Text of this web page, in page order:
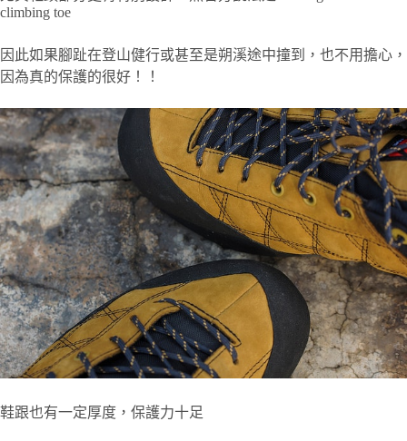
climbing toe
因此如果腳趾在登山健行或甚至是朔溪途中撞到，也不用擔心，
因為真的保護的很好！！
鞋跟也有一定厚度，保護力十足